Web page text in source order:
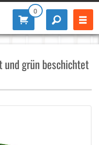
0
und grün beschichtet